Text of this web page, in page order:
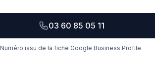
03 60 85 05 11
Numéro issu de la fiche Google Business Profile.